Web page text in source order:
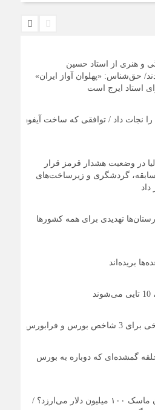
و هنری از استاد حسین
حق‌شناس: «پهلوان آواز ایران»
استاد ایرج است
نجات داد / توافقی که ساخت آیفون
در وضعیت هشدار قرمز قرار
گردشگری و زیرساخت‌های
داد
تهدیدی برای همه کشورها
بریده‌اند
و فرابورس
گمشده‌ای که دوباره به بورس
یک ساعت از زمان ایلان ماسک ۱۰۰ میلیون دلار می‌ارزد؟ /